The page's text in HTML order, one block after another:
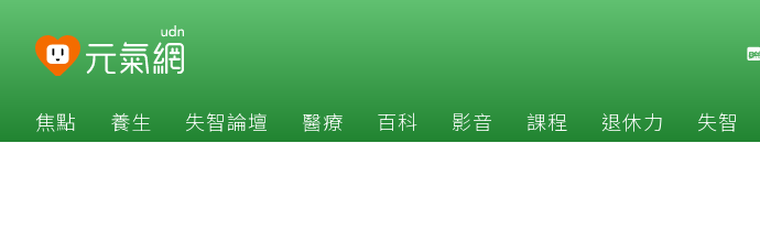
焦點 養生 失智論壇 醫療 百科 影音 課程 退休力 失智